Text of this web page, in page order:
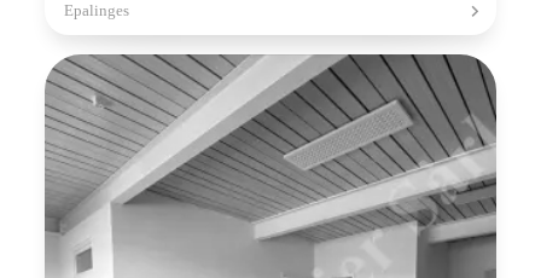
Epalinges